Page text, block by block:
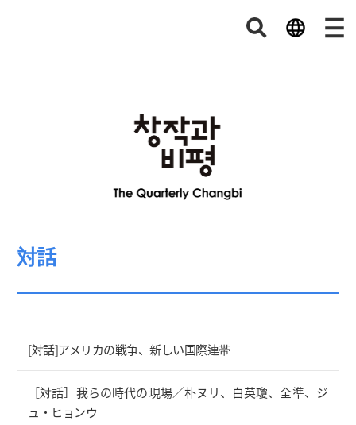
対話
[対話]アメリカの戦争、新しい国際連帯
［対話］我らの時代の現場／朴ヌリ、白英瓊、全準、ジ
ュ・ヒョンウ